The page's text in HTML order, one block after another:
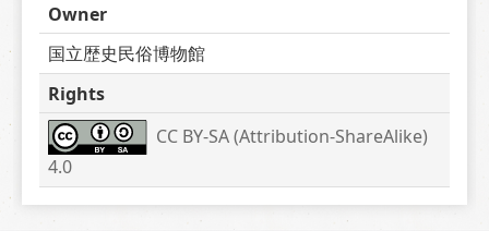
Owner
国立歴史民俗博物館
Rights
CC BY-SA (Attribution-ShareAlike)
4.0